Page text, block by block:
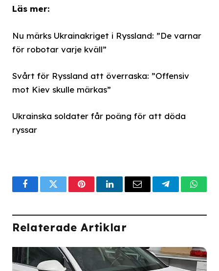
Läs mer:
Nu märks Ukrainakriget i Ryssland: ”De varnar
för robotar varje kväll”
Svårt för Ryssland att överraska: ”Offensiv
mot Kiev skulle märkas”
Ukrainska soldater får poäng för att döda
ryssar
FacebookTwitterPinterestLinkedInEmail Telegram
Relaterade Artiklar